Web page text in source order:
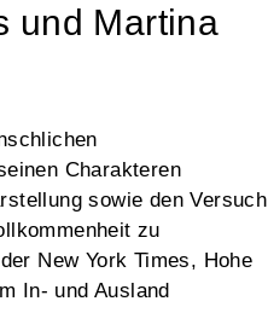
und Martina
Charakteren
sowie den Versuch
zu
New York Times, Hohe
In- und Ausland